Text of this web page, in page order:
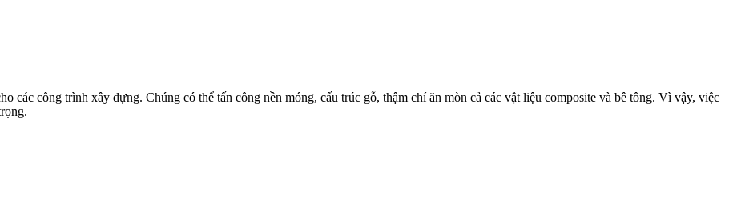
các công trình xây dựng. Chúng có thể tấn công nền móng, cấu trúc gỗ, thậm chí ăn mòn cả các vật liệu composite và bê tông. Vì vậy, việc